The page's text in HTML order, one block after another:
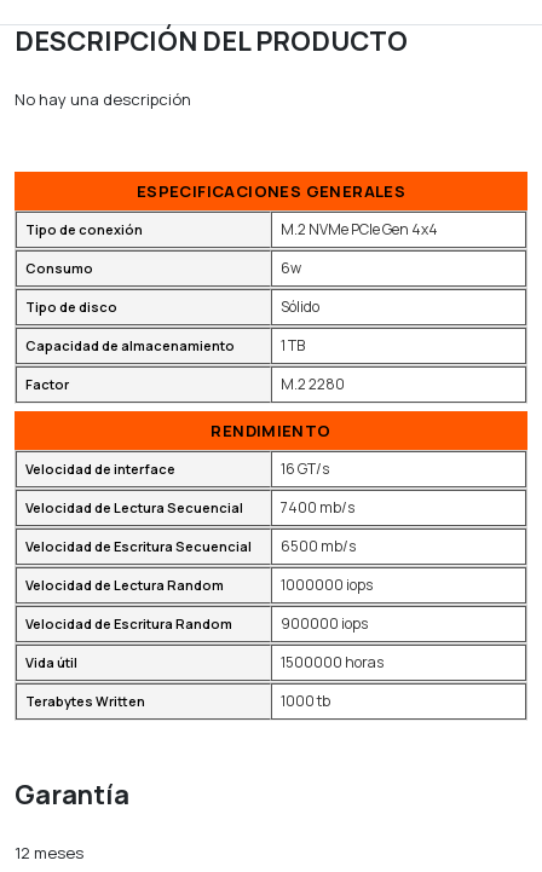
DESCRIPCIÓN DEL PRODUCTO
No hay una descripción
ESPECIFICACIONES GENERALES
Tipo de conexión M.2 NVMe PCIe Gen 4x4
Consumo 6w
Tipo de disco Sólido
Capacidad de almacenamiento 1 TB
Factor M.2 2280
RENDIMIENTO
Velocidad de interface 16 GT/s
Velocidad de Lectura Secuencial 7400 mb/s
Velocidad de Escritura Secuencial 6500 mb/s
Velocidad de Lectura Random 1000000 iops
Velocidad de Escritura Random 900000 iops
Vida útil 1500000 horas
Terabytes Written 1000 tb
Garantía
12 meses